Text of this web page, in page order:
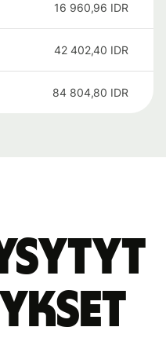
16 960,96 IDR
42 402,40 IDR
84 804,80 IDR